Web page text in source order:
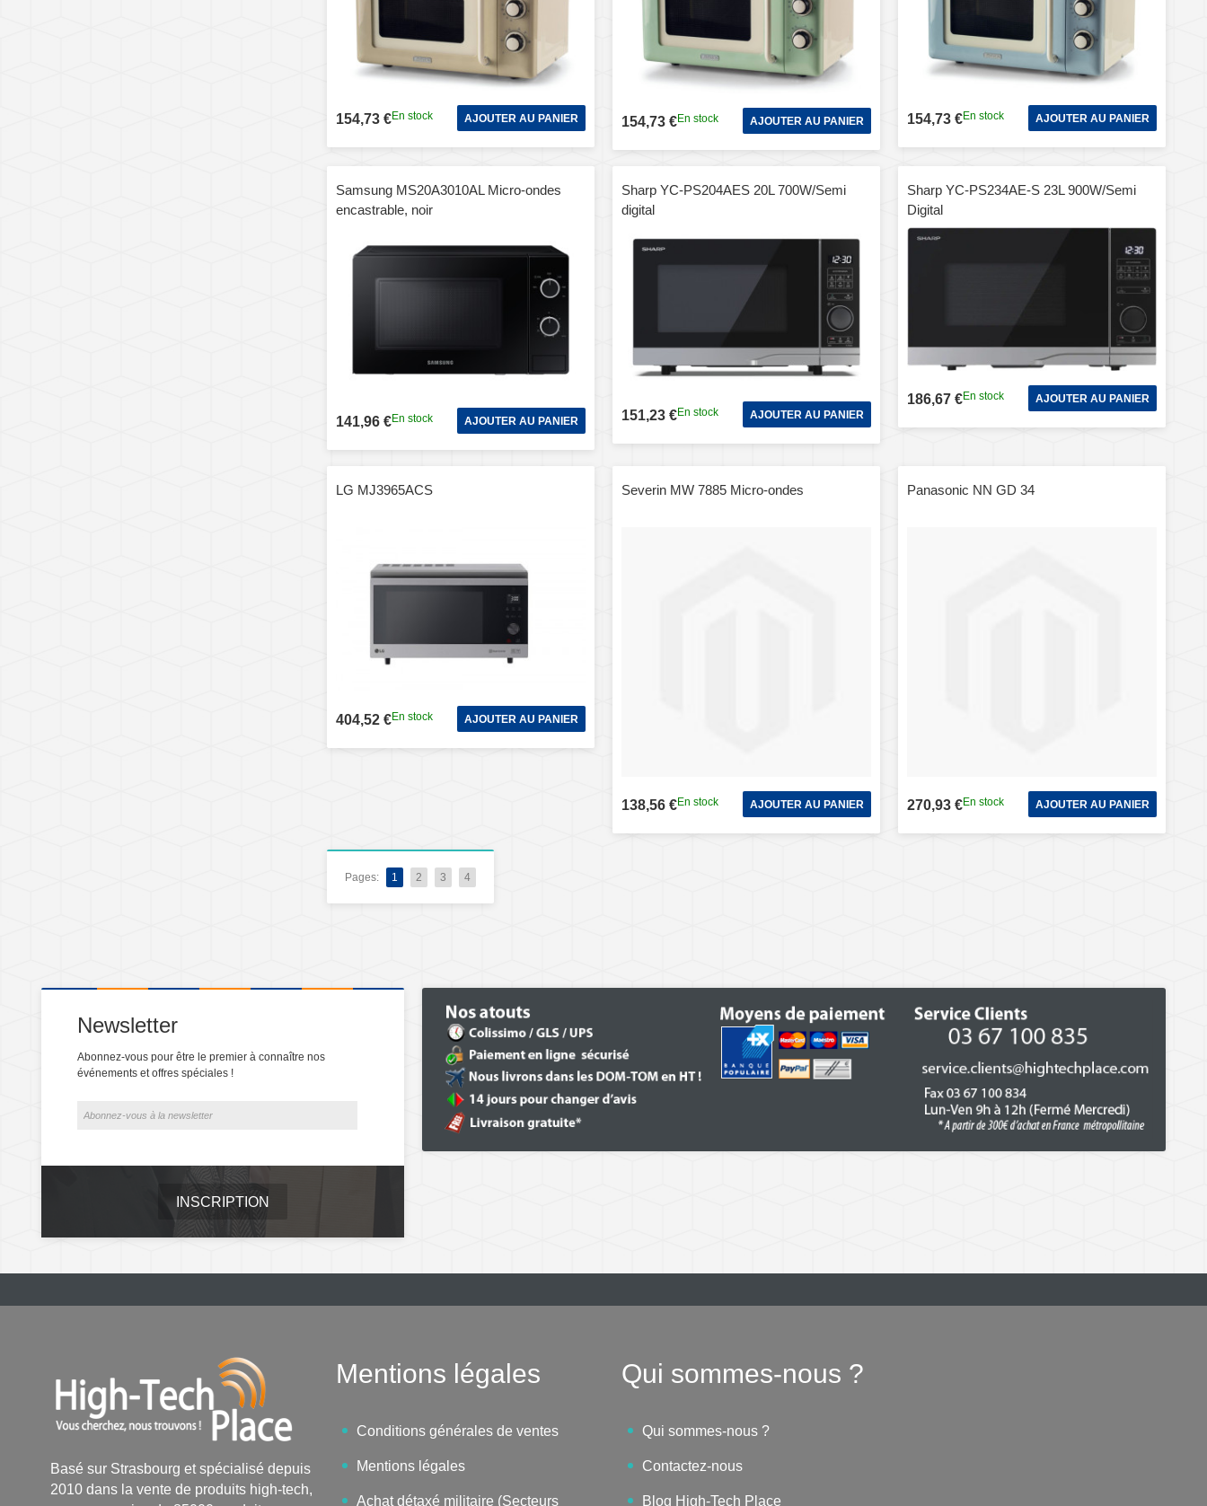
154,73 €En stock AJOUTER AU PANIER 154,73 €En stock AJOUTER AU PANIER 154,73 €En stock AJOUTER AU PANIER
Samsung MS20A3010AL Micro-ondes
encastrable, noir
141,96 €En stock AJOUTER AU PANIER
Sharp YC-PS204AES 20L 700W/Semi
digital
151,23 €En stock AJOUTER AU PANIER
Sharp YC-PS234AE-S 23L 900W/Semi
Digital
186,67 €En stock AJOUTER AU PANIER
LG MJ3965ACS
404,52 €En stock AJOUTER AU PANIER
Severin MW 7885 Micro-ondes
138,56 €En stock AJOUTER AU PANIER
Panasonic NN GD 34
270,93 €En stock AJOUTER AU PANIER
Pages: 1 2 3 4
Newsletter
Abonnez-vous pour être le premier à connaître nos
événements et offres spéciales !
INSCRIPTION
Basé sur Strasbourg et spécialisé depuis
2010 dans la vente de produits high-tech,
Mentions légales
Conditions générales de ventes
Mentions légales
Achat détaxé militaire (Secteurs
Qui sommes-nous ?
Qui sommes-nous ?
Contactez-nous
Blog High-Tech Place